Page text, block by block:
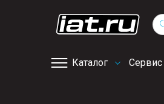
Каталог Сервис
Снегоходы
Квадроциклы